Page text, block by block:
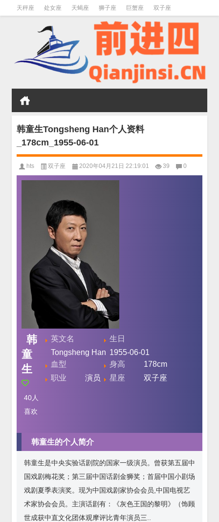
天秤座 处女座 天蝎座 狮子座 巨蟹座 双子座
韩童生Tongsheng Han个人资料
_178cm_1955-06-01
hts 双子座 2020年04月21日 22:19:01 39 0
韩
童
生
40人
喜欢
英文名
Tongsheng Han
生日
1955-06-01
血型
身高
178cm
职业
演员 星座 双子座
韩童生的个人简介
韩童生是中央实验话剧院的国家一级演员。曾获第五届中
国戏剧梅花奖；第三届中国话剧金狮奖；首届中国小剧场
戏剧夏季表演奖。现为中国戏剧家协会会员,中国电视艺
术家协会会员。主演话剧有：《灰色王国的黎明》（饰顾
世成获中直文化团体观摩评比青年演员三..